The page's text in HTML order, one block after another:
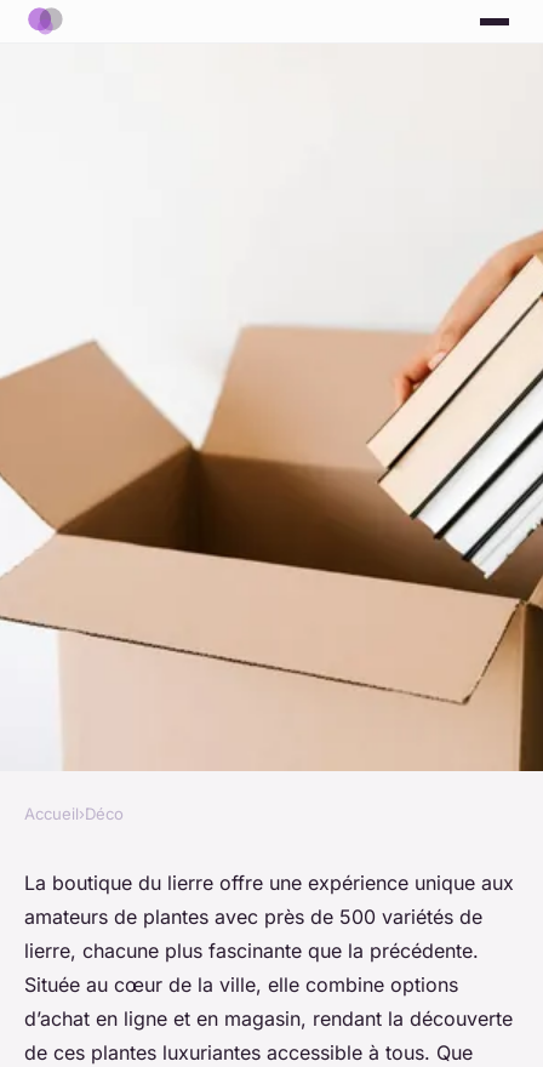
Découvrez la boutique du
lierre : près de 500 variétés
uniques
Célia•31 octobre 2024• 3 min de lecture
Accueil›Déco
La boutique du lierre offre une expérience unique aux
amateurs de plantes avec près de 500 variétés de
lierre, chacune plus fascinante que la précédente.
Située au cœur de la ville, elle combine options
d’achat en ligne et en magasin, rendant la découverte
de ces plantes luxuriantes accessible à tous. Que